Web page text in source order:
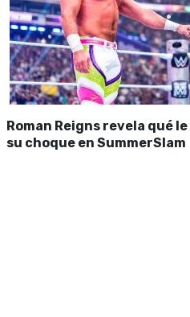
Roman Reigns revela qué
su choque en SummerSlam